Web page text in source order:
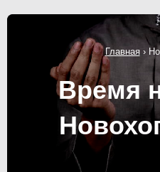
Главная›
Время